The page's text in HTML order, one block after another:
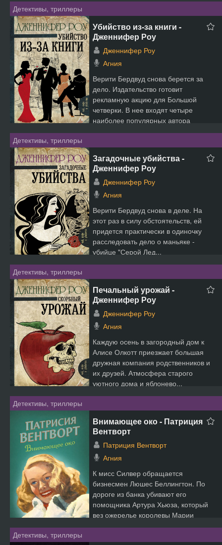
Детективы, триллеры
Убийство из-за книги -
Дженнифер Роу
Дженнифер Роу
Агния
Верити Бердвуд снова берется за
дело. Издательство готовит
рекламную акцию для Большой
четверки. В нее входят четыре
наиболее популярных автора
Австра...
Детективы, триллеры
Загадочные убийства -
Дженнифер Роу
Дженнифер Роу
Агния
Верити Бердвуд снова в деле. На
этот раз в силу обстоятельств, ей
придется практически в одиночку
расследовать дело о маньяке -
убийце "Серой Лед...
Детективы, триллеры
Печальный урожай -
Дженнифер Роу
Дженнифер Роу
Агния
Каждую осень в загородный дом к
Алисе Олкотт приезжает большая
дружная компания родственников и
их друзей. Атмосфера старого
уютного дома и яблонево...
Детективы, триллеры
Внимающее око - Патриция
Вентворт
Патриция Вентворт
Агния
К мисс Силвер обращается
бизнесмен Люшес Беллингтон. По
дороге из банка убивают его
помощника Артура Хьюза, который
вез ожерелье королевы Марии
Антуан...
Детективы, триллеры